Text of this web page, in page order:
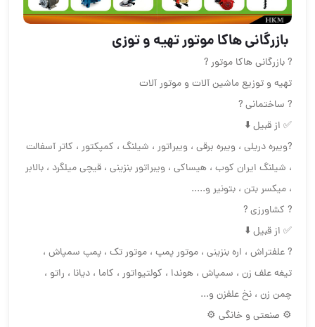
️ بازرگانی هاکا موتور ️تهیه و توزی
?️ بازرگانی هاکا موتور ?️
تهیه و توزیع ماشین آلات و موتور آلات
? ساختمانی ?
✅ از قبیل ⬇️
?️ویبره دریلی ، ویبره برقی ، ویبراتور ، شیلنگ ، کمپکتور ، کاتر آسفالت
، شیلنگ ایران کوب ، هیساکی ، ویبراتور بنزینی ، قیچی میلگرد ، بالابر
، میکسر بتن ، بتونیر و.....
? کشاورزی ?
✅ از قبیل ⬇️
?️ علفتراش ، اره بنزینی ، موتور پمپ ، موتور تک ، پمپ سمپاش ،
تیغه علف زن ، سمپاش ، هوندا ، کولتیواتور ، کاما ، دیانا ، راتو ،
چمن زن ، نخ علفزن و...
⚙ صنعتی و خانگی ⚙